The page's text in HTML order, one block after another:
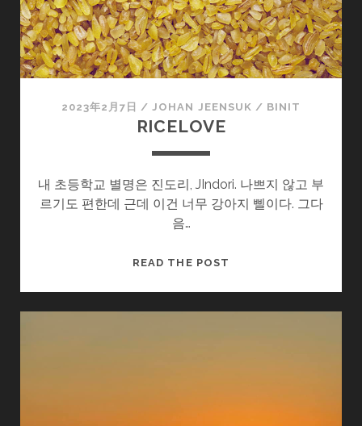
2023年2月7日 /JOHAN JEENSUK / BINIT
RICELOVE
내 초등학교 별명은 진도리, JIndori. 나쁘지 않고 부
르기도 편한데 근데 이건 너무 강아지 삘이다. 그다
음…
READ THE POST